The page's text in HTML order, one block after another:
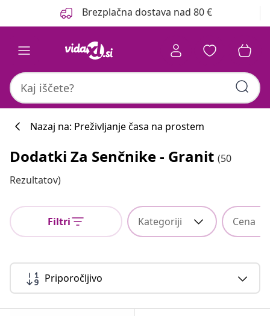
Brezplačna dostava nad 80 €
Nazaj na: Preživljanje časa na prostem
Dodatki Za Senčnike - Granit (50
Rezultatov)
Filtri Kategoriji Cena
Priporočljivo